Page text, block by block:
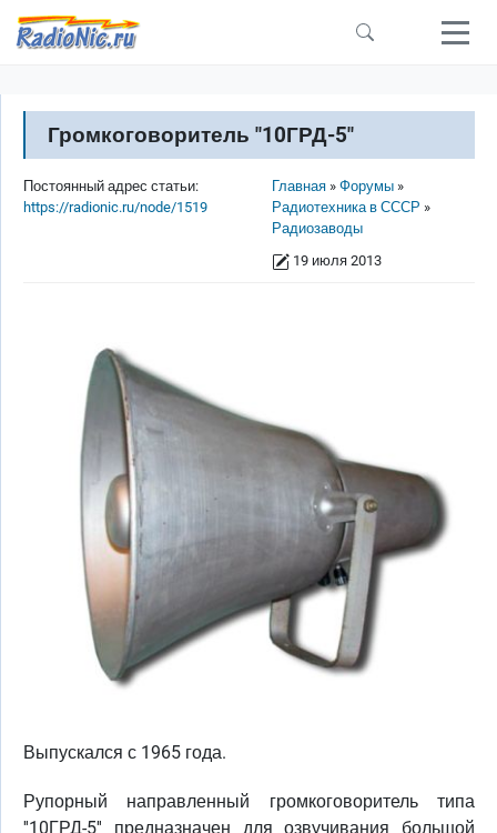
Перейти к основному содержанию
Громкоговоритель "10ГРД-5"
Строка навигации
Главная
Форумы
Радиотехника в СССР
Радиозаводы
19 июля 2013
Постоянный адрес статьи:
https://radionic.ru/node/1519
Выпускался с 1965 года.
Рупорный направленный громкоговоритель типа
''10ГРД-5'' предназначен для озвучивания большой